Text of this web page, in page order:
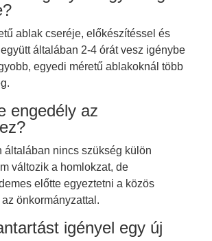
ablak cseréje, előkészítéssel és
általában 2-4 órát vesz igénybe
egyedi méretű ablakoknál több
engedély az
általában nincs szükség külön
változik a homlokzat, de
előtte egyeztetni a közös
önkormányzattal.
igényel egy új